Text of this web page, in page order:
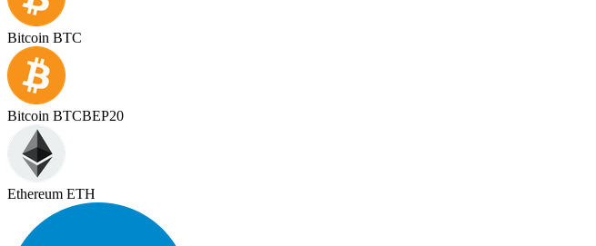
Bitcoin BTC
Bitcoin BTCBEP20
Ethereum ETH